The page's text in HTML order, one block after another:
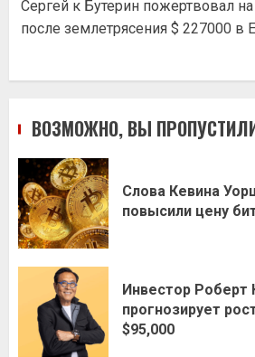
Сергей к Бутерин пожертвовал
после землетрясения $ 227000 в
ВОЗМОЖНО, ВЫ
Слова Кевина
повысили цену
Инвестор Роберт
прогнозирует
$95,000